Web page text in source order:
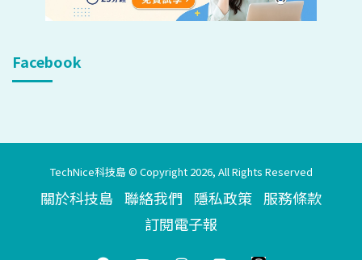
Facebook
TechNice科技島 © Copyright 2026, All Rights Reserved
關於科技島 聯絡我們 隱私政策 服務條款
訂閱電子報